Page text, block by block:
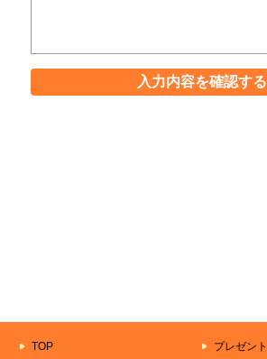
入力内容を確認する
TOP プレゼント